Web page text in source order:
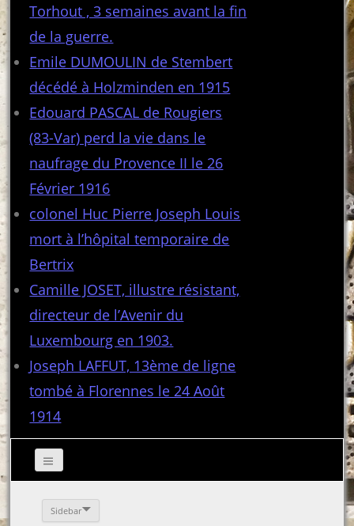
Torhout , 3 semaines avant la fin
de la guerre.
Emile DUMOULIN de Stembert
décédé à Holzminden en 1915
Edouard PASCAL de Rougiers
(83-Var) perd la vie dans le
naufrage du Provence II le 26
Février 1916
colonel Huc Pierre Joseph Louis
mort à l’hôpital temporaire de
Bertrix
Camille JOSET, illustre résistant,
directeur de l’Avenir du
Luxembourg en 1903.
Joseph LAFFUT, 13ème de ligne
tombé à Florennes le 24 Août
1914
Sidebar